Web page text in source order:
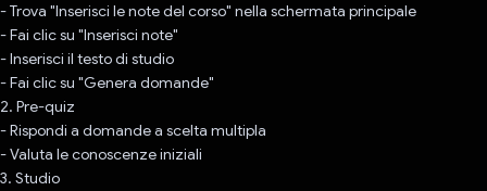
- Trova "Inserisci le note del corso" nella schermata principale
- Fai clic su "Inserisci note"
- Inserisci il testo di studio
- Fai clic su "Genera domande"
2. Pre-quiz
- Rispondi a domande a scelta multipla
- Valuta le conoscenze iniziali
3. Studio